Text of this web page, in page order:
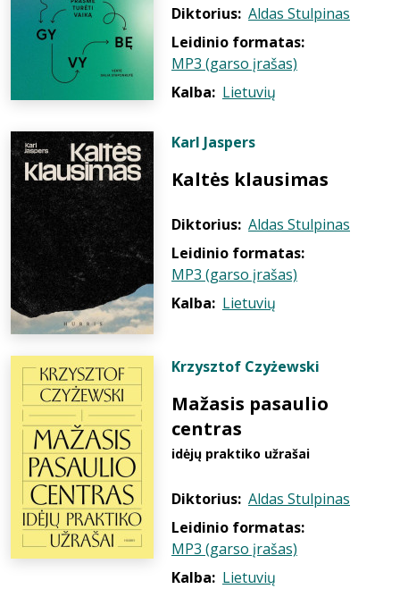
Diktorius: Aldas Stulpinas
Leidinio formatas:
MP3 (garso įrašas)
Kalba: Lietuvių
Karl Jaspers
Kaltės klausimas
Diktorius: Aldas Stulpinas
Leidinio formatas:
MP3 (garso įrašas)
Kalba: Lietuvių
Krzysztof Czyżewski
Mažasis pasaulio
centras
idėjų praktiko užrašai
Diktorius: Aldas Stulpinas
Leidinio formatas:
MP3 (garso įrašas)
Kalba: Lietuvių